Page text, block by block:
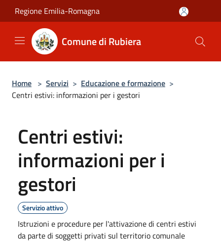
Salta al contenuto principale
Regione Emilia-Romagna
Comune di Rubiera
Home > Servizi > Educazione e formazione >
Centri estivi: informazioni per i gestori
Centri estivi:
informazioni per i
gestori
Servizio attivo
Istruzioni e procedure per l'attivazione di centri estivi
da parte di soggetti privati sul territorio comunale